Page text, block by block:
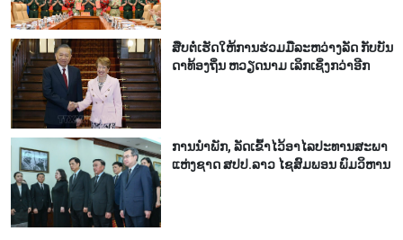
ສືບ​ຕໍ່​ເຮັດ​ໃຫ້​ການ​ຮ່ວມມື​ລະ​ຫວ່າງ​ລັດ ກັບ​ບັນ​
ດາ​ທ້ອງ​ຖິ່ນ ຫວຽດ​ນາມ ເລິກ​ເຊິ່ງກວ່າ​ອີກ
ການ​ນຳ​ພັກ​, ລັດ​ເຂົ້າ​ໄວ້​ອາ​ໄລ​ປະ​ທານ​ສະ​ພາ​
ແຫ່ງ​ຊາດ ສ​ປ​ປ.ລາວ ໄຊ​ສົມ​ພອນ ພົມ​ວິ​ຫານ